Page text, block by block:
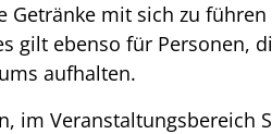
Getränke mit sich zu
gilt ebenso für Personen,
aufhalten.
im